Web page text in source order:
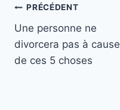
Navigation
de
l’article
PRÉCÉDENT
Une personne ne
divorcera pas à cause
de ces 5 choses